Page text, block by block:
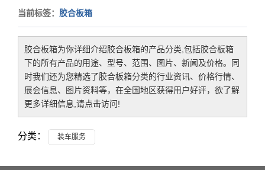
当前标签： 胶合板箱
胶合板箱为你详细介绍胶合板箱的产品分类,包括胶合板箱
下的所有产品的用途、型号、范围、图片、新闻及价格。同
时我们还为您精选了胶合板箱分类的行业资讯、价格行情、
展会信息、图片资料等，在全国地区获得用户好评，欲了解
更多详细信息,请点击访问!
分类： 装车服务